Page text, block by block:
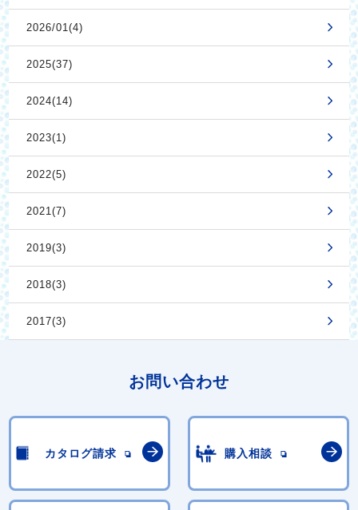
2026/01(4)
2025(37)
2024(14)
2023(1)
2022(5)
2021(7)
2019(3)
2018(3)
2017(3)
お問い合わせ
カタログ請求 購入相談